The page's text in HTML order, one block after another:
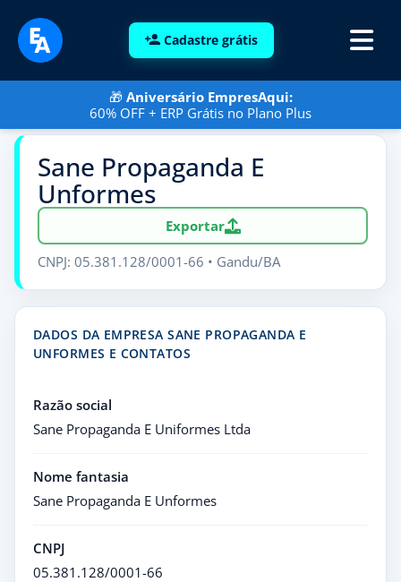
Cadastre grátis
🎁 Aniversário EmpresAqui:
60% OFF + ERP Grátis no Plano Plus
Sane Propaganda E
Unformes
Exportar
CNPJ: 05.381.128/0001-66 • Gandu/BA
DADOS DA EMPRESA SANE PROPAGANDA E
UNFORMES E CONTATOS
Razão social
Sane Propaganda E Uniformes Ltda
Nome fantasia
Sane Propaganda E Unformes
CNPJ
05.381.128/0001-66